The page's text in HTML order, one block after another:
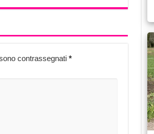
contrassegnati *